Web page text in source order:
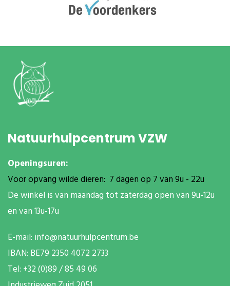
Natuurhulpcentrum VZW
Openingsuren:
Voor opvang wilde dieren: 7 dagen op 7 van 9u - 22u
De winkel is van maandag tot zaterdag open van 9u-12u
en van 13u-17u
E-mail: info@natuurhulpcentrum.be
IBAN: BE79 2350 4072 2733
Tel: +32 (0)89 / 85 49 06